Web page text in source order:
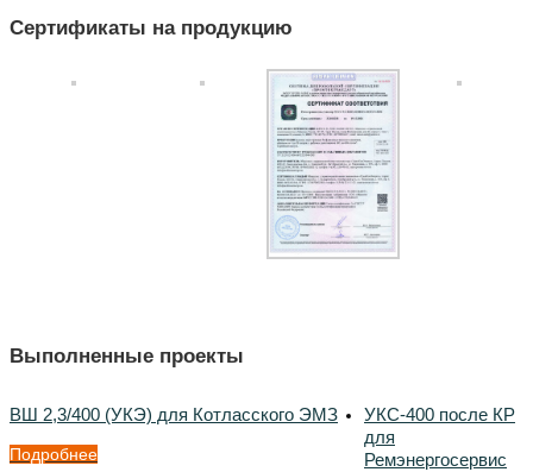
Сертификаты на продукцию
Выполненные проекты
ВШ 2,3/400 (УКЭ) для Котласского ЭМЗ
Подробнее
УКС-400 после КР
для
Ремэнергосервис